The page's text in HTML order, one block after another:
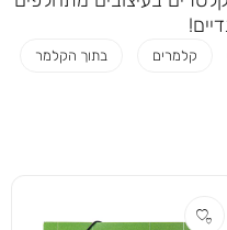
קלמרים בתוך הקלמר